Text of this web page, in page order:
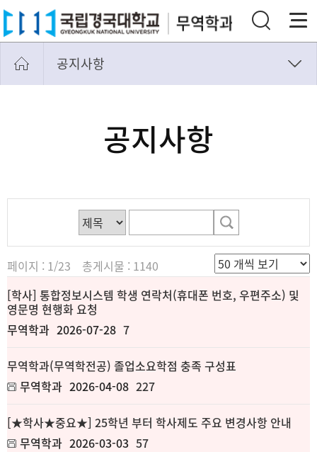
공지사항
공지사항
페이지 : 1/23 총게시물 : 1140
[학사] 통합정보시스템 학생 연락처(휴대폰 번호, 우편주소) 및
영문명 현행화 요청
무역학과 2026-07-28 7
무역학과(무역학전공) 졸업소요학점 충족 구성표
무역학과 2026-04-08 227
[★학사★중요★] 25학년 부터 학사제도 주요 변경사항 안내
무역학과 2026-03-03 57